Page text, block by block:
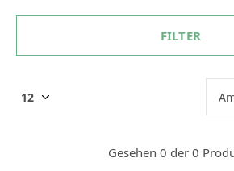
FILTER
Gesehen 0 der 0